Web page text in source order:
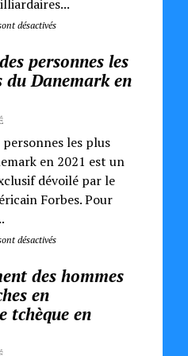
désactivés
personnes les
du Danemark en
les plus
en 2021 est un
dévoilé par le
Forbes. Pour
désactivés
des hommes
en
tchèque en